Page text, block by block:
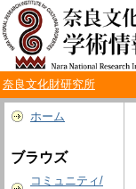
奈良文化財研究所
ホーム
ブラウズ
コミュニティ/